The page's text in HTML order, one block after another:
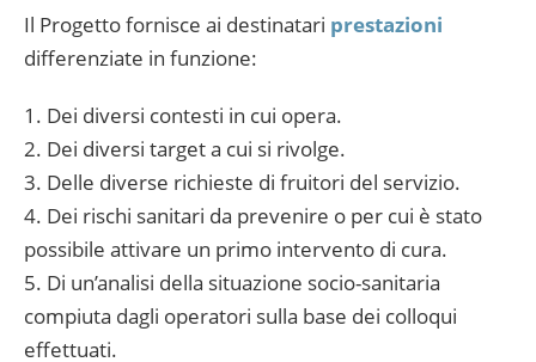
Il Progetto fornisce ai destinatari prestazioni
differenziate in funzione:
1. Dei diversi contesti in cui opera.
2. Dei diversi target a cui si rivolge.
3. Delle diverse richieste di fruitori del servizio.
4. Dei rischi sanitari da prevenire o per cui è stato
possibile attivare un primo intervento di cura.
5. Di un’analisi della situazione socio-sanitaria
compiuta dagli operatori sulla base dei colloqui
effettuati.